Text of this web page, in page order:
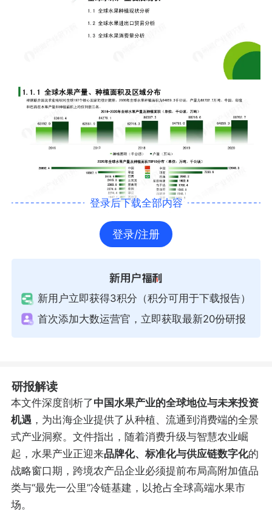
登录后下载全部内容
登录/注册
新用户立即获得3积分（积分可用于下载报告）
首次添加大数运营官，立即获取最新20份研报
研报解读
本文件深度剖析了中国水果产业的全球地位与未来投资
机遇，为出海企业提供了从种植、流通到消费端的全景
式产业洞察。文件指出，随着消费升级与智慧农业崛
起，水果产业正迎来品牌化、标准化与供应链数字化的
战略窗口期，跨境农产品企业必须提前布局高附加值品
类与“最先一公里”冷链基建，以抢占全球高端水果市
场。